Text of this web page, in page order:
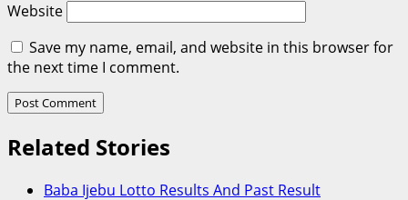
Website
Save my name, email, and website in this browser for
the next time I comment.
Related Stories
Baba Ijebu Lotto Results And Past Result